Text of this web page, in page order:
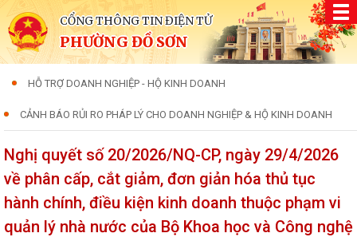
CỔNG THÔNG TIN ĐIỆN TỬ
PHƯỜNG ĐỒ SƠN
HỖ TRỢ DOANH NGHIỆP - HỘ KINH DOANH
CẢNH BÁO RỦI RO PHÁP LÝ CHO DOANH NGHIỆP & HỘ KINH DOANH
Nghị quyết số 20/2026/NQ-CP, ngày 29/4/2026
về phân cấp, cắt giảm, đơn giản hóa thủ tục
hành chính, điều kiện kinh doanh thuộc phạm vi
quản lý nhà nước của Bộ Khoa học và Công nghệ